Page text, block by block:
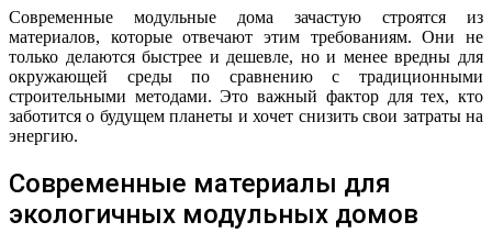
Современные модульные дома зачастую строятся из
материалов, которые отвечают этим требованиям. Они не
только делаются быстрее и дешевле, но и менее вредны для
окружающей среды по сравнению с традиционными
строительными методами. Это важный фактор для тех, кто
заботится о будущем планеты и хочет снизить свои затраты на
энергию.
Современные материалы для
экологичных модульных домов